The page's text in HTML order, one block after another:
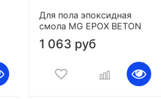
Для пола эпоксидная
смола MG EPOX BETON
1 063 руб